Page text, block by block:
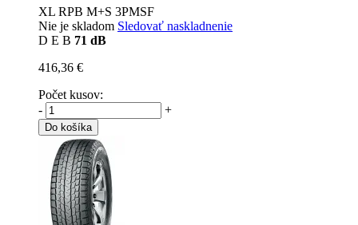
XL RPB M+S 3PMSF
Nie je skladom Sledovať naskladnenie
D E B 71 dB
416,36 €
Počet kusov:
-
+
Do košíka